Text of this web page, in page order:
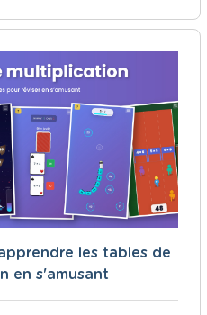
les tables de
en s'amusant